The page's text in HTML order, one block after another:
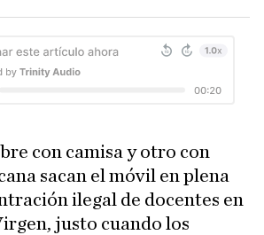
con camisa y otro con
sacan el móvil en plena
ilegal de docentes en
justo cuando los